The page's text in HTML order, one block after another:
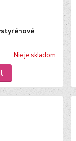
Nie je skladom